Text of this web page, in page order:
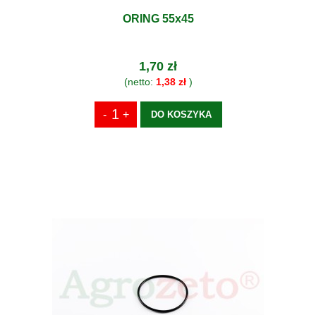
ORING 55x45
1,70 zł
(netto: 1,38 zł)
DO KOSZYKA